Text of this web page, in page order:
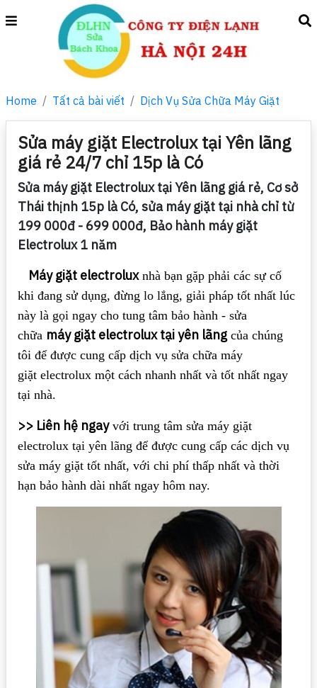
Home Tất cả bài viết Dịch Vụ Sửa Chữa Máy Giặt
Sửa máy giặt Electrolux tại Yên lãng
giá rẻ 24/7 chỉ 15p là Có
Sửa máy giặt Electrolux tại Yên lãng giá rẻ, Cơ sở
Thái thịnh 15p là Có, sửa máy giặt tại nhà chỉ từ
199 000đ - 699 000đ, Bảo hành máy giặt
Electrolux 1 năm
Máy giặt electroluxnhà bạn gặp phải các sự cố
khi đang sử dụng, đừng lo lắng, giải pháp tốt nhất lúc
này là gọi ngay cho tung tâm bảo hành - sửa
chữa máy giặt electrolux tại yên lãng của chúng
tôi để được cung cấp dịch vụ sửa chữa máy
giặt electrolux một cách nhanh nhất và tốt nhất ngay
tại nhà.
>> Liên hệ ngayvới trung tâm sửa máy giặt
electrolux tại yên lãng để được cung cấp các dịch vụ
sửa máy giặt tốt nhất, với chi phí thấp nhất và thời
hạn bảo hành dài nhất ngay hôm nay.